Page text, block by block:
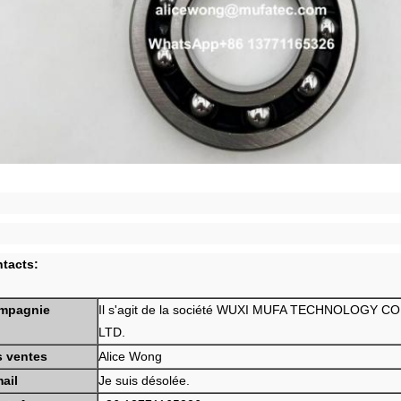
Il s'agit de la société WUXI MUFA TECHNOLOGY
LTD.
ventes
Alice Wong
Je suis désolée.